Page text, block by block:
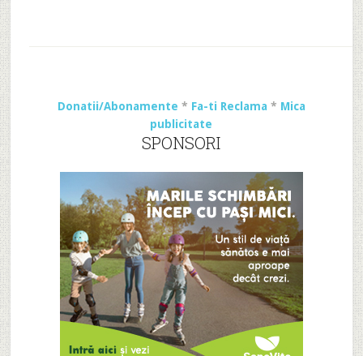
Donatii/Abonamente * Fa-ti Reclama * Mica
publicitate
SPONSORI